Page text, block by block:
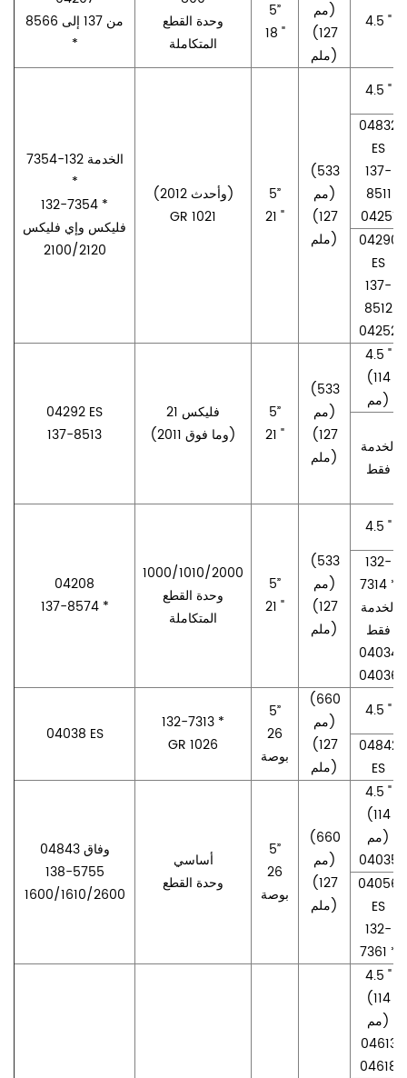
من 137 إلى 8566
*
وحدة القطع
المتكاملة
5”
18 "
مم)
(127
ملم)
4.5 "
الخدمة 132-7354
*
132-7354 *
فليكس وإي فليكس
2100/2120
(2012 وأحدث)
GR 1021
5”
21 "
(533
مم)
(127
ملم)
4.5 "
04832
ES
137-
8511
04251
04290
ES
137-
8512
04252
04292 ES
137-8513
فليكس 21
(2011 وما فوق)
5”
21 "
(533
مم)
(127
ملم)
4.5 "
(114
مم)
الخدمة
فقط
04208
137-8574 *
1000/1010/2000
وحدة القطع
المتكاملة
5”
21 "
(533
مم)
(127
ملم)
4.5 "
132-
7314 *
الخدمة
فقط
04034
04036
04038 ES
132-7313 *
GR 1026
5”
26
بوصة
(660
مم)
(127
ملم)
4.5 "
04842
ES
04843 وفاق
138-5755
1600/1610/2600
أساسي
وحدة القطع
5”
26
بوصة
(660
مم)
(127
ملم)
4.5 "
(114
مم)
04035
04056
ES
132-
7361 *
4.5 "
(114
مم)
04613
04618